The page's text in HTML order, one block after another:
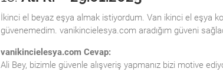
İkinci el beyaz eşya almak istiyordum. Van ikinci el eşya
güvenemedim. vanikincielesya.com aradığım güveni
vanikincielesya.com Cevap:
Ali Bey, bizimle güvenle alışveriş yapmanız bizi motive